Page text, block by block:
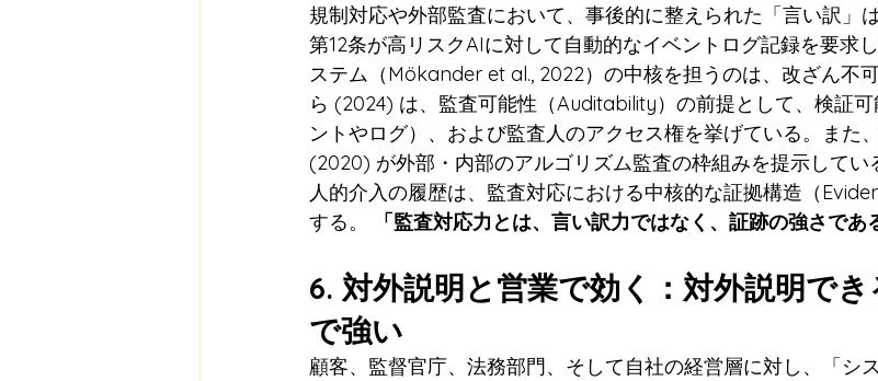
規制対応や外部監査において、事後的に整えられた「言い訳」
第12条が高リスクAIに対して自動的なイベントログ記録を要求
ステム（Mökander et al., 2022）の中核を担うのは、改ざん不
ら (2024) は、監査可能性（Auditability）の前提として、検証
ントやログ）、および監査人のアクセス権を挙げている。また
(2020) が外部・内部のアルゴリズム監査の枠組みを提示してい
人的介入の履歴は、監査対応における中核的な証拠構造（
する。
「監査対応力とは、言い訳力ではなく、証跡の強さであ
6. 対外説明と営業で効く：対外説明で
で強い
顧客、監督官庁、法務部門、そして自社の経営層に対し、「シ